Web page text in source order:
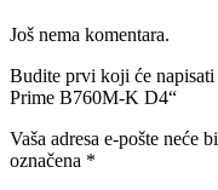
Još nema komentara.
Budite prvi koji će
Prime B760M-K D4“
Vaša adresa e-pošte neće
označena *